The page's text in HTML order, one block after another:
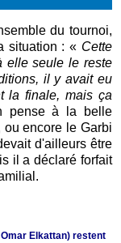
du tournoi,
situation : « Cette
elle seule le reste
il y avait eu
la finale, mais ça
pense à la belle
encore le Garbi
d'ailleurs être
il a déclaré forfait
Elkattan) restent